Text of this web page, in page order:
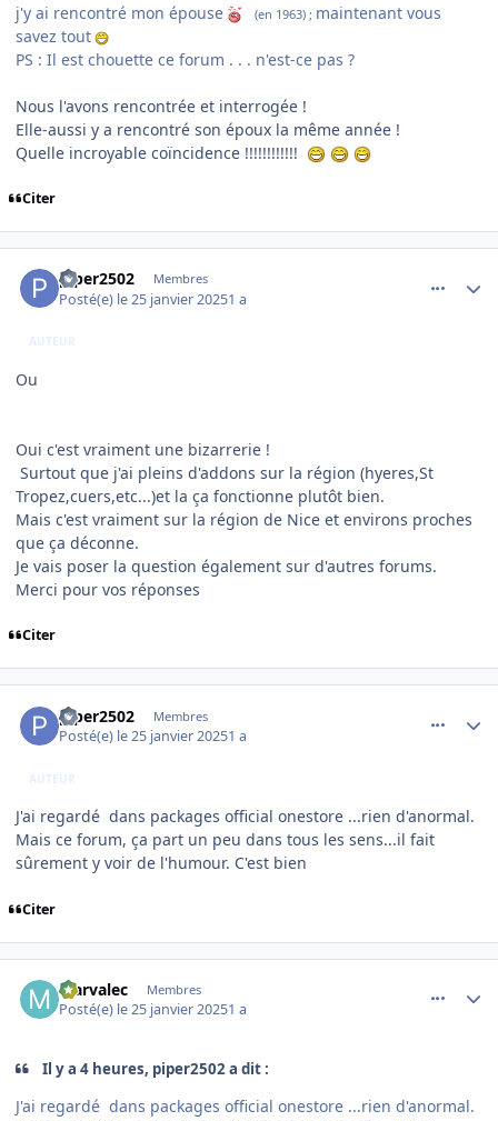
j'y ai rencontré mon épouse (en 1963) ; maintenant vous
savez tout
PS : Il est chouette ce forum . . . n'est-ce pas ?
Nous l'avons rencontrée et interrogée !
Elle-aussi y a rencontré son époux la même année !
Quelle incroyable coïncidence !!!!!!!!!!!!
Citer
piper2502 Membres
Posté(e) le 25 janvier 20251 a
AUTEUR
Ou
Oui c'est vraiment une bizarrerie !
Surtout que j'ai pleins d'addons sur la région (hyeres,St
Tropez,cuers,etc...)et la ça fonctionne plutôt bien.
Mais c'est vraiment sur la région de Nice et environs proches
que ça déconne.
Je vais poser la question également sur d'autres forums.
Merci pour vos réponses
Citer
piper2502 Membres
Posté(e) le 25 janvier 20251 a
AUTEUR
J'ai regardé dans packages official onestore ...rien d'anormal.
Mais ce forum, ça part un peu dans tous les sens...il fait
sûrement y voir de l'humour. C'est bien
Citer
Marvalec Membres
Posté(e) le 25 janvier 20251 a
Il y a 4 heures, piper2502 a dit :
J'ai regardé dans packages official onestore ...rien d'anormal.